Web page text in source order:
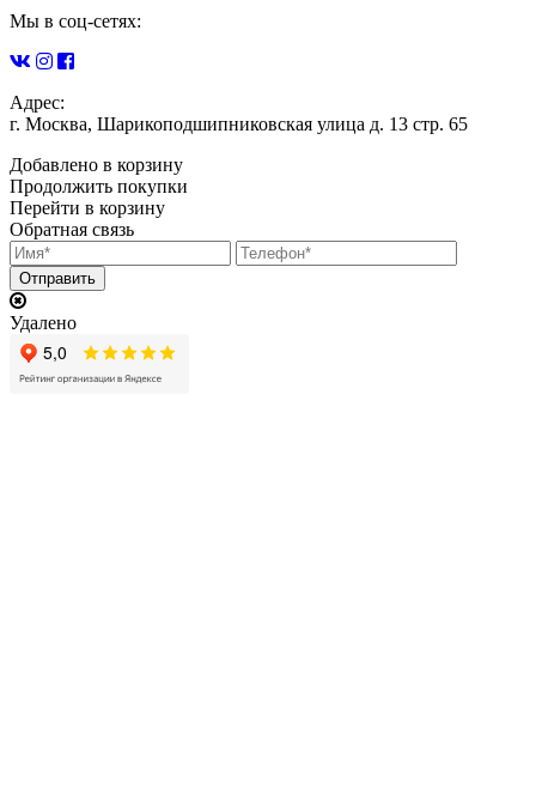
Мы в соц-сетях:
Адрес:
г. Москва, Шарикоподшипниковская улица д. 13 стр. 65
Добавлено в корзину
Продолжить покупки
Перейти в корзину
Обратная связь
Удалено